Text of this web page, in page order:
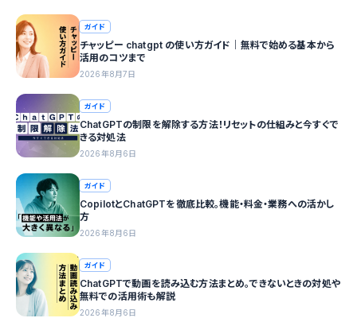
ガイド
チャッピー chatgpt の使い方ガイド｜無料で始める基本から
活用のコツまで
2026年8月7日
ガイド
ChatGPTの制限を解除する方法！リセットの仕組みと今すぐで
きる対処法
2026年8月6日
ガイド
CopilotとChatGPTを徹底比較。機能・料金・業務への活かし
方
2026年8月6日
ガイド
ChatGPTで動画を読み込む方法まとめ。できないときの対処や
無料での活用術も解説
2026年8月6日